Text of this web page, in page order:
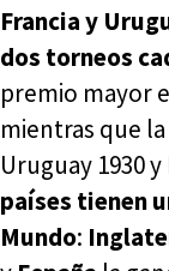
Francia y
dos torneos
premio mayor
mientras que
Uruguay 1930 y
países tienen
Mundo: